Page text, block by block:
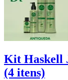
Kit Haskell
(4 itens)